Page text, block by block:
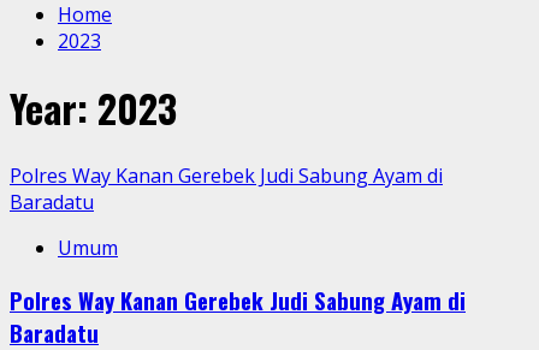
Home
2023
Year: 2023
Polres Way Kanan Gerebek Judi Sabung Ayam di
Baradatu
Umum
Polres Way Kanan Gerebek Judi Sabung Ayam di
Baradatu